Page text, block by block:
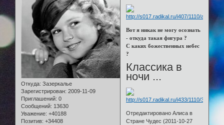
Откуда: Зазеркалье
Зарегистрирован: 2009-11-09
Приглашений: 0
Сообщений: 13630
Уважение: +40188
Позитив: +34408
Вот я никак не могу осознать
- откуда такая фигура ?
С каких божественных небес
?
Классика в
ночи ...
Отредактировано Алиса в
Стране Чудес (2011-10-27